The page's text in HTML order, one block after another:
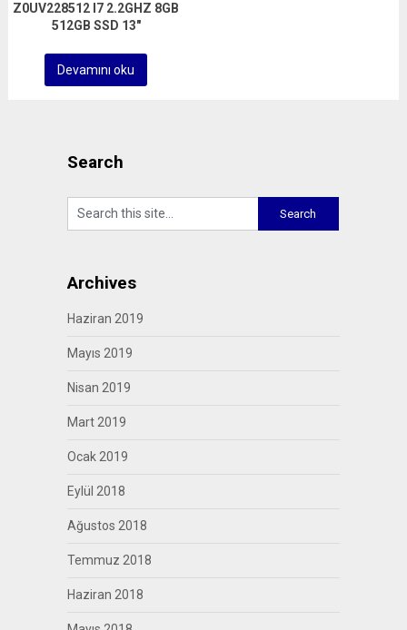
Z0UV228512 I7 2.2GHZ 8GB
512GB SSD 13″
Devamını oku
Search
Archives
Haziran 2019
Mayıs 2019
Nisan 2019
Mart 2019
Ocak 2019
Eylül 2018
Ağustos 2018
Temmuz 2018
Haziran 2018